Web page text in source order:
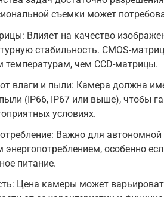
съемки может
Влияет на качество
стабильность. CMOS-
температурам, чем CCD-матрицы.
влаги и пыли: Камера должна
(IP66, IP67 или выше), чтобы
условиях.
Важно для
энергопотреблением, особенно
питание.
Цена камеры может